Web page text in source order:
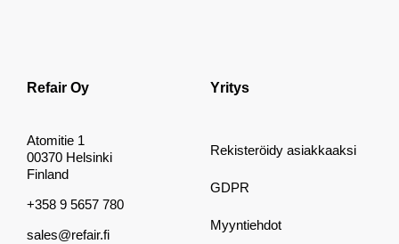
Refair Oy
Atomitie 1
00370 Helsinki
Finland
+358 9 5657 780
sales@refair.fi
Yritys
Rekisteröidy asiakkaaksi
GDPR
Myyntiehdot